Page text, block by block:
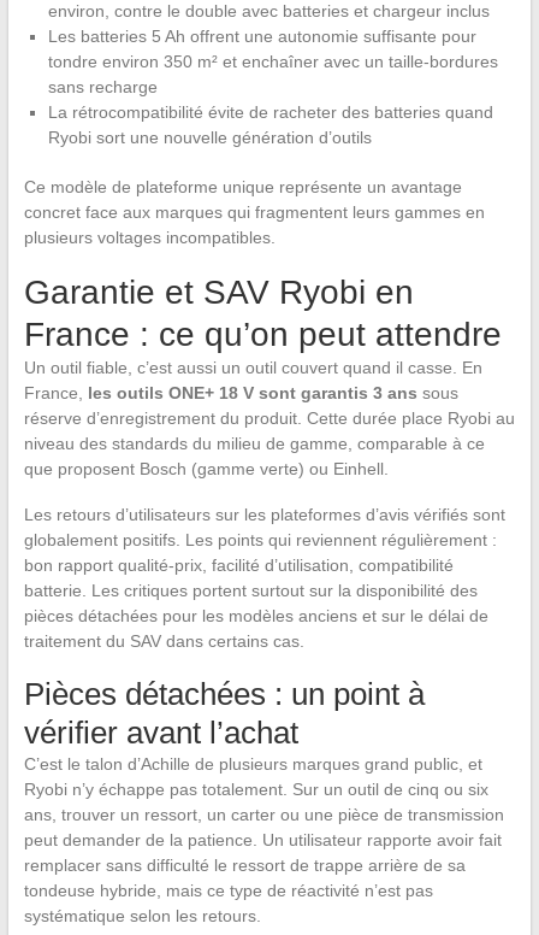
environ, contre le double avec batteries et chargeur inclus
Les batteries 5 Ah offrent une autonomie suffisante pour
tondre environ 350 m² et enchaîner avec un taille-bordures
sans recharge
La rétrocompatibilité évite de racheter des batteries quand
Ryobi sort une nouvelle génération d’outils
Ce modèle de plateforme unique représente un avantage
concret face aux marques qui fragmentent leurs gammes en
plusieurs voltages incompatibles.
Garantie et SAV Ryobi en
France : ce qu’on peut attendre
Un outil fiable, c’est aussi un outil couvert quand il casse. En
France, les outils ONE+ 18 V sont garantis 3 ans sous
réserve d’enregistrement du produit. Cette durée place Ryobi au
niveau des standards du milieu de gamme, comparable à ce
que proposent Bosch (gamme verte) ou Einhell.
Les retours d’utilisateurs sur les plateformes d’avis vérifiés sont
globalement positifs. Les points qui reviennent régulièrement :
bon rapport qualité-prix, facilité d’utilisation, compatibilité
batterie. Les critiques portent surtout sur la disponibilité des
pièces détachées pour les modèles anciens et sur le délai de
traitement du SAV dans certains cas.
Pièces détachées : un point à
vérifier avant l’achat
C’est le talon d’Achille de plusieurs marques grand public, et
Ryobi n’y échappe pas totalement. Sur un outil de cinq ou six
ans, trouver un ressort, un carter ou une pièce de transmission
peut demander de la patience. Un utilisateur rapporte avoir fait
remplacer sans difficulté le ressort de trappe arrière de sa
tondeuse hybride, mais ce type de réactivité n’est pas
systématique selon les retours.